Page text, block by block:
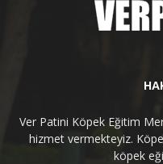
Ver Patini Köpek Eğitim
hizmet vermekteyiz.
köpek